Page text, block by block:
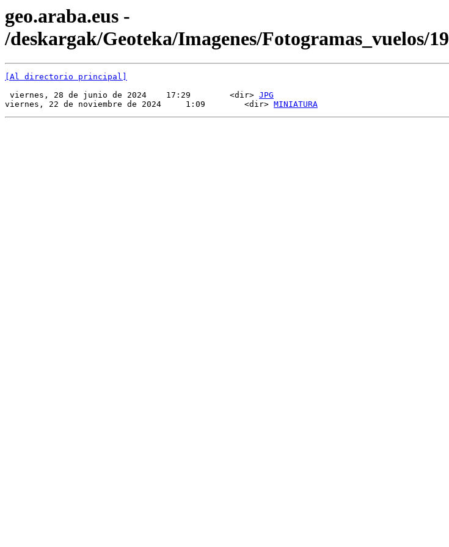
geo.araba.eus -
/deskargak/Geoteka/Imagenes/Fotogramas_vuelos/
[Al directorio principal]
viernes, 28 de junio de 2024    17:29        <dir> JPG
viernes, 22 de noviembre de 2024     1:09        <dir> MINIATURA